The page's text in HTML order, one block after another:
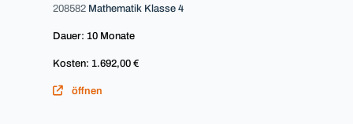
208582 Mathematik Klasse 4
Dauer: 10 Monate
Kosten: 1.692,00 €
öffnen